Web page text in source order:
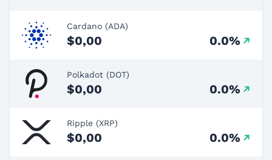
Cardano (ADA)
$0,00 0.0%
Polkadot (DOT)
$0,00 0.0%
Ripple (XRP)
$0,00 0.0%